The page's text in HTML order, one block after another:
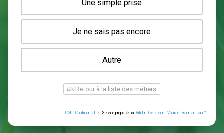
Une wallbox en monophasé (7kW)
Une prise renforcée (type greenup)
Une simple prise
Je ne sais pas encore